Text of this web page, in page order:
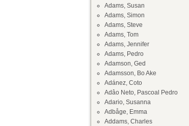
Adams, Susan
Adams, Simon
Adams, Steve
Adams, Tom
Adams, Jennifer
Adams, Pedro
Adamson, Ged
Adamsson, Bo Ake
Adánez, Coto
Adâo Neto, Pascoal Pedro
Adario, Susanna
Adbåge, Emma
Addams, Charles